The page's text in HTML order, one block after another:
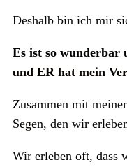
Deshalb bin ich mir
Es ist so wunderbar
und ER hat mein
Zusammen mit
Segen, den wir
Wir erleben oft, dass